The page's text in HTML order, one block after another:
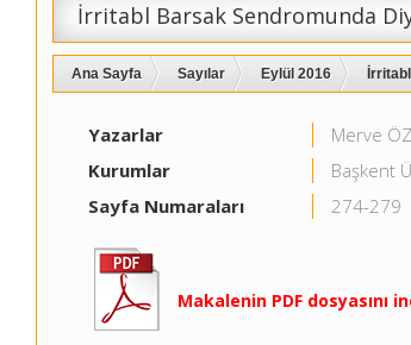
İrritabl Barsak Sendromunda
Ana Sayfa Sayılar Eylül 2016
Yazarlar
Merve
Kurumlar
Başkent
Sayfa Numaraları
274-279
Makalenin PDF dosyasını